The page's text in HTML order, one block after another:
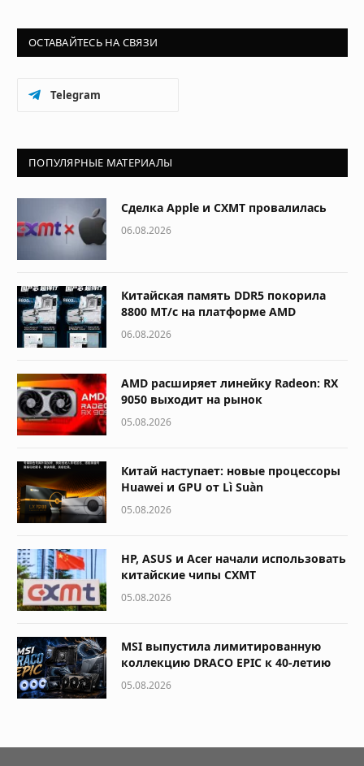
ОСТАВАЙТЕСЬ НА СВЯЗИ
Telegram
ПОПУЛЯРНЫЕ МАТЕРИАЛЫ
Сделка Apple и CXMT провалилась
06.08.2026
Китайская память DDR5 покорила
8800 МТ/с на платформе AMD
06.08.2026
AMD расширяет линейку Radeon: RX
9050 выходит на рынок
05.08.2026
Китай наступает: новые процессоры
Huawei и GPU от Lì Suàn
05.08.2026
HP, ASUS и Acer начали использовать
китайские чипы CXMT
05.08.2026
MSI выпустила лимитированную
коллекцию DRACO EPIC к 40-летию
05.08.2026